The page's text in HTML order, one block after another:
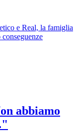
e Real, la famiglia
abbiamo